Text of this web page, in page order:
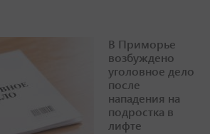
В Приморье
возбуждено
уголовное дело
после
нападения на
подростка в
лифте